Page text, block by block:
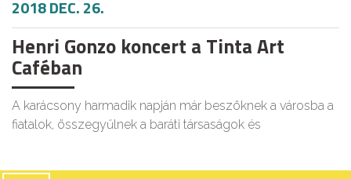
2018 DEC. 26.
Henri Gonzo koncert a Tinta Art
Caféban
A karácsony harmadik napján már beszöknek a városba a
fiatalok, összegyűlnek a baráti társaságok és